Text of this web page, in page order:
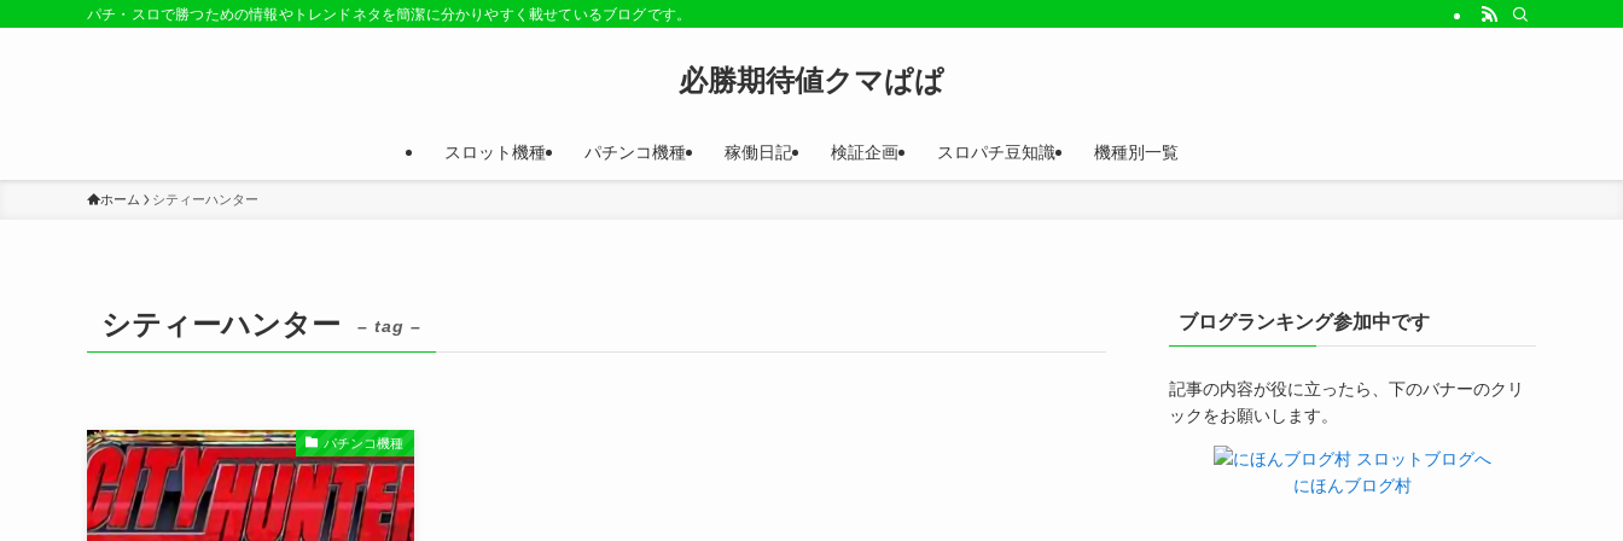
パチ・スロで勝つための情報やトレンドネタを簡潔に分かりやすく載せているブログです。
必勝期待値クマぱぱ
スロット機種 パチンコ機種 稼働日記 検証企画 スロパチ豆知識 機種別一覧
ホーム シティーハンター
シティーハンター – tag –
パチンコ機種
ブログランキング参加中です
記事の内容が役に立ったら、下のバナーのクリ
ックをお願いします。
にほんブログ村